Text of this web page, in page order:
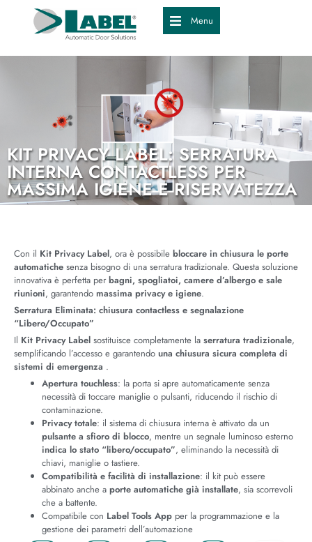
Menu
KIT PRIVACY LABEL: SERRATURA
INTERNA CONTACTLESS PER
MASSIMA IGIENE E RISERVATEZZA
Con il Kit Privacy Label, ora è possibile bloccare in chiusura le porte
automatiche senza bisogno di una serratura tradizionale. Questa soluzione
innovativa è perfetta perbagni, spogliatoi, camere d’albergo e sale
riunioni, garantendo massima privacy e igiene.
Serratura Eliminata: chiusura contactless e segnalazione
“Libero/Occupato”
Il Kit Privacy Label sostituisce completamente la serratura tradizionale,
semplificando l’accesso e garantendo una chiusura sicura completa di
sistemi di emergenza .
Apertura touchless: la porta si apre automaticamente senza
necessità di toccare maniglie o pulsanti, riducendo il rischio di
contaminazione.
Privacy totale: il sistema di chiusura interna è attivato da un
pulsante a sfioro di blocco, mentre un segnale luminoso esterno
indica lo stato “libero/occupato”, eliminando la necessità di
chiavi, maniglie o tastiere.
Compatibilità e facilità di installazione: il kit può essere
abbinato anche a porte automatiche già installate, sia scorrevoli
che a battente.
Compatibile con Label Tools App per la programmazione e la
gestione dei parametri dell’automazione